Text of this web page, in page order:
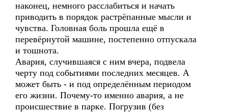
наконец, немного расслабиться и начать
приводить в порядок растрёпанные мысли и
чувства. Головная боль прошла ещё в
перевёрнутой машине, постепенно отпускала
и тошнота.
Авария, случившаяся с ним вчера, подвела
черту под событиями последних месяцев. А
может быть - и под определённым периодом
его жизни. Почему-то именно авария, а не
происшествие в парке. Погрузив (без